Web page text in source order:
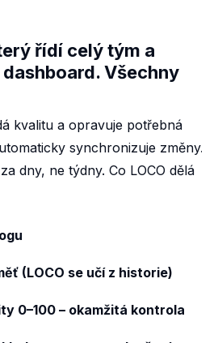
řídí celý tým a
Všechny
kvalitu a opravuje potřebná
synchronizuje změny.
dny, ne týdny. Co LOCO dělá
(LOCO se učí z historie)
0–100 – okamžitá kontrola